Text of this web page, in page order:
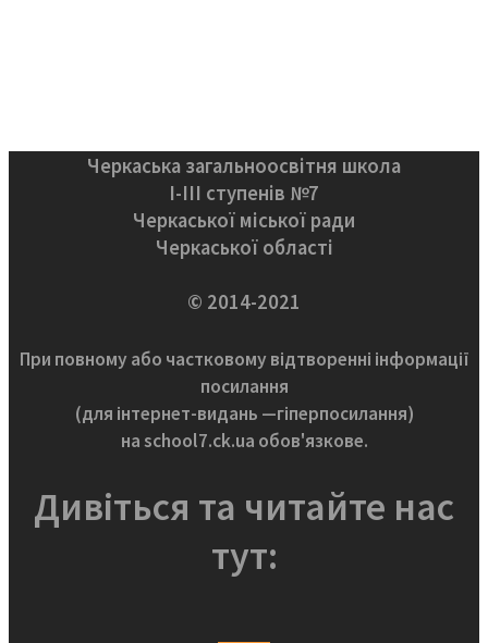
Черкаська загальноосвітня школа
І-ІІІ ступенів №7
Черкаської міської ради
Черкаської області
© 2014-2021
При повному або частковому відтворенні інформації
посилання
(для інтернет-видань —гіперпосилання)
на school7.ck.ua обов'язкове.
Дивіться та читайте нас
тут: